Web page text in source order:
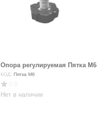
Опора регулируемая Пятка М6
КОД: Пятка М6
Нет в наличии